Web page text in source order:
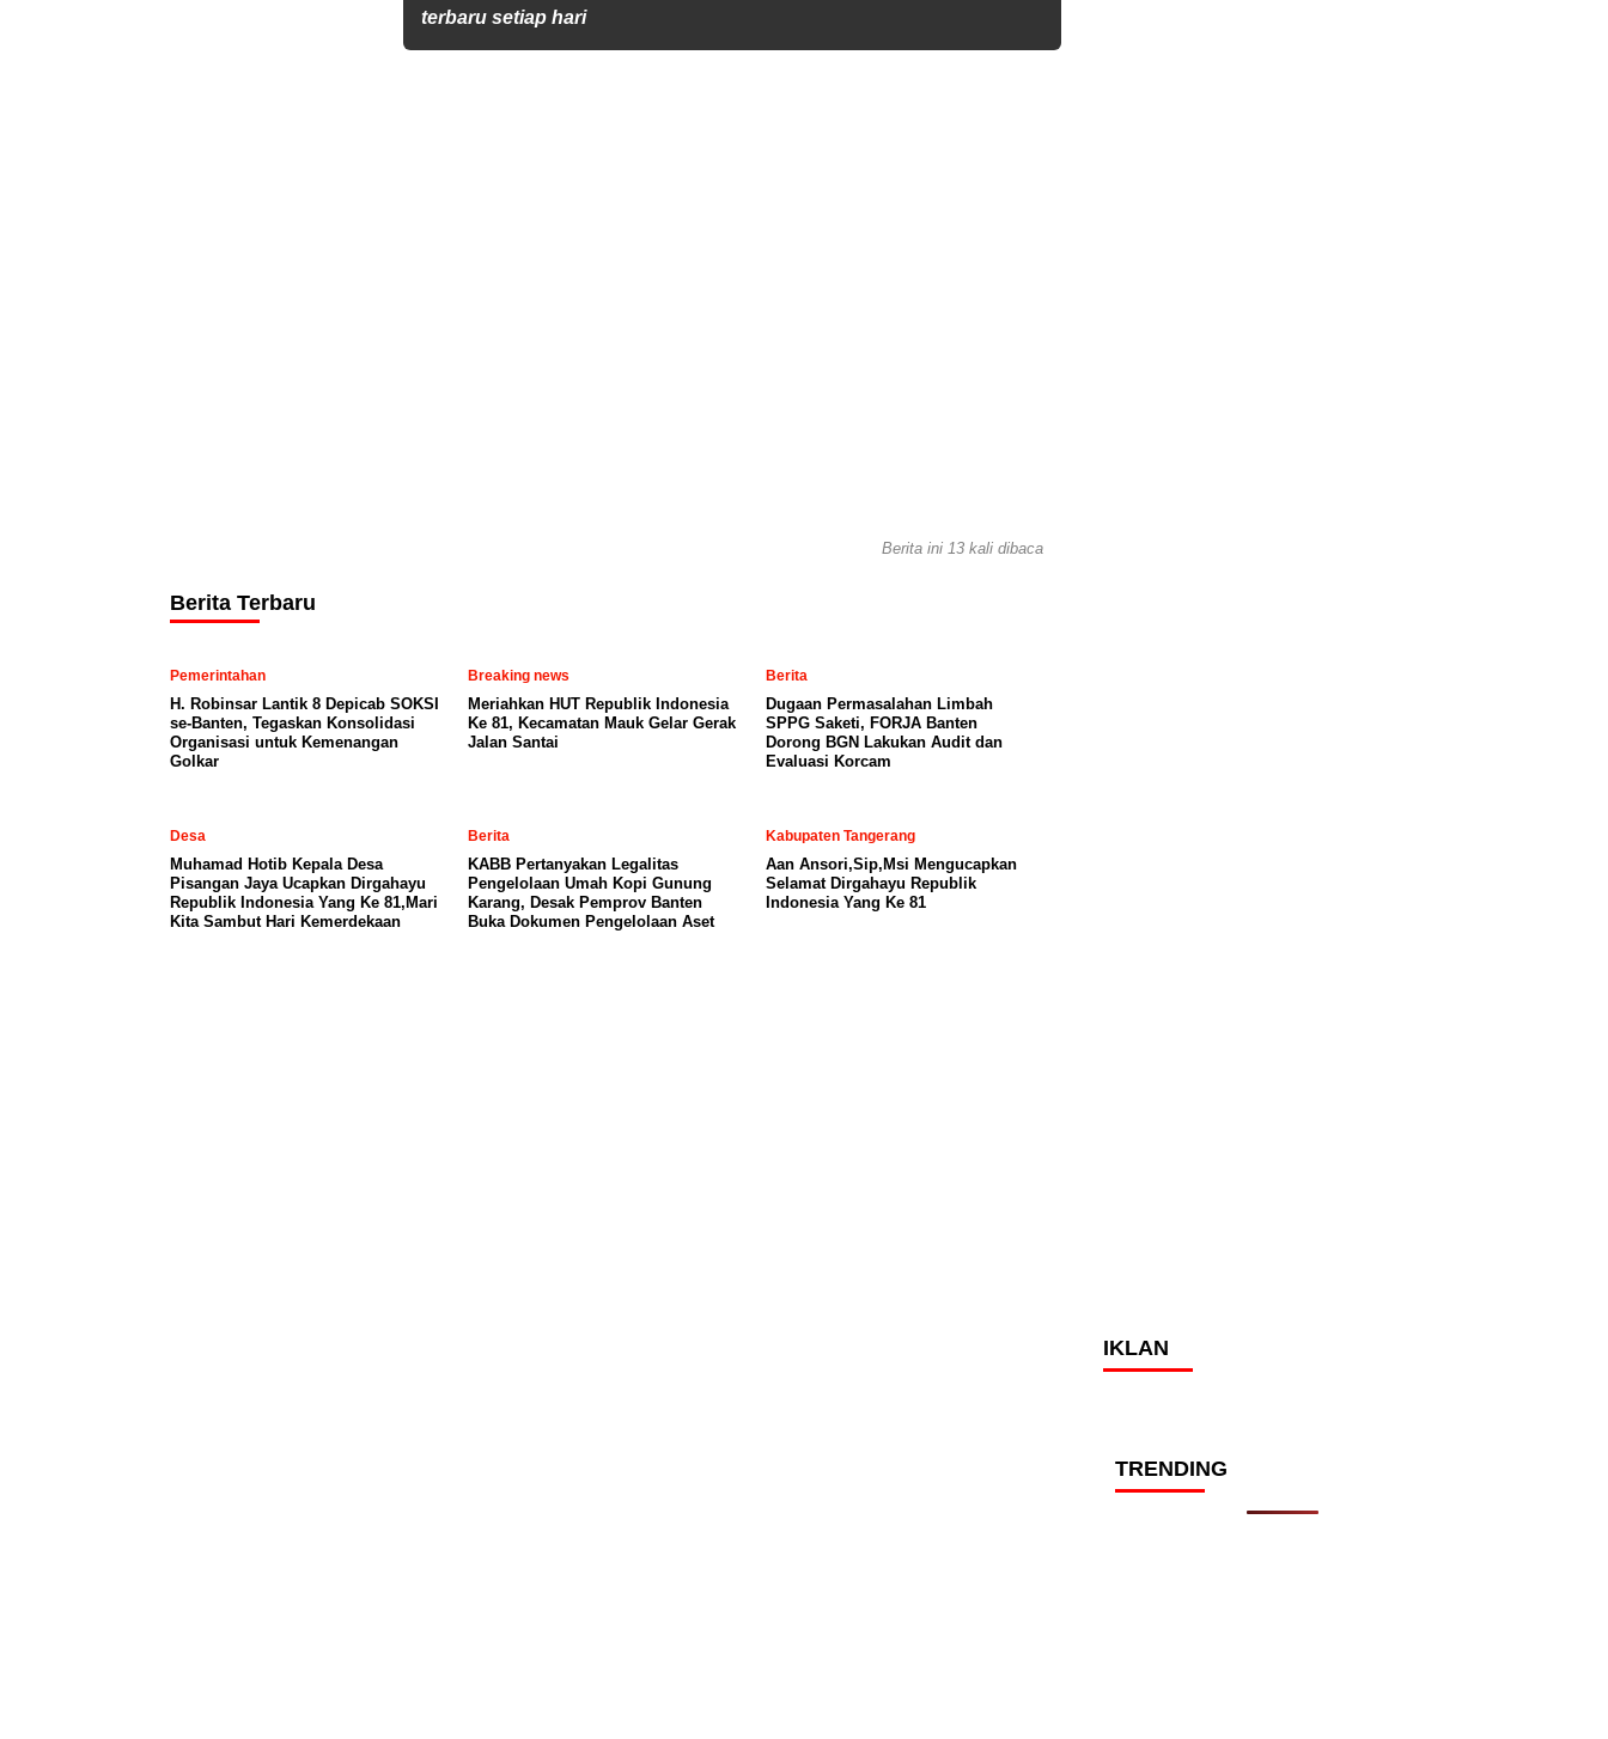
terbaru setiap hari
Berita ini 13 kali dibaca
Berita Terbaru
Pemerintahan
H. Robinsar Lantik 8 Depicab SOKSI
se-Banten, Tegaskan Konsolidasi
Organisasi untuk Kemenangan
Golkar
Breaking news
Meriahkan HUT Republik Indonesia
Ke 81, Kecamatan Mauk Gelar Gerak
Jalan Santai
Berita
Dugaan Permasalahan Limbah
SPPG Saketi, FORJA Banten
Dorong BGN Lakukan Audit dan
Evaluasi Korcam
Desa
Muhamad Hotib Kepala Desa
Pisangan Jaya Ucapkan Dirgahayu
Republik Indonesia Yang Ke 81,Mari
Kita Sambut Hari Kemerdekaan
Berita
KABB Pertanyakan Legalitas
Pengelolaan Umah Kopi Gunung
Karang, Desak Pemprov Banten
Buka Dokumen Pengelolaan Aset
Kabupaten Tangerang
Aan Ansori,Sip,Msi Mengucapkan
Selamat Dirgahayu Republik
Indonesia Yang Ke 81
IKLAN
TRENDING